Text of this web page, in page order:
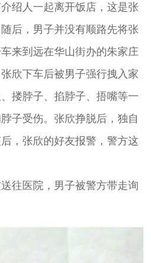
绍人一起离开饭店，这是张
后，男子并没有顺路先将张
来到远在华山街办的朱家庄
欣下车后被男子强行拽入家
搂脖子、掐脖子、捂嘴等一
子受伤。张欣挣脱后，独自
，张欣的好友报警，警方这
医院，男子被警方带走询